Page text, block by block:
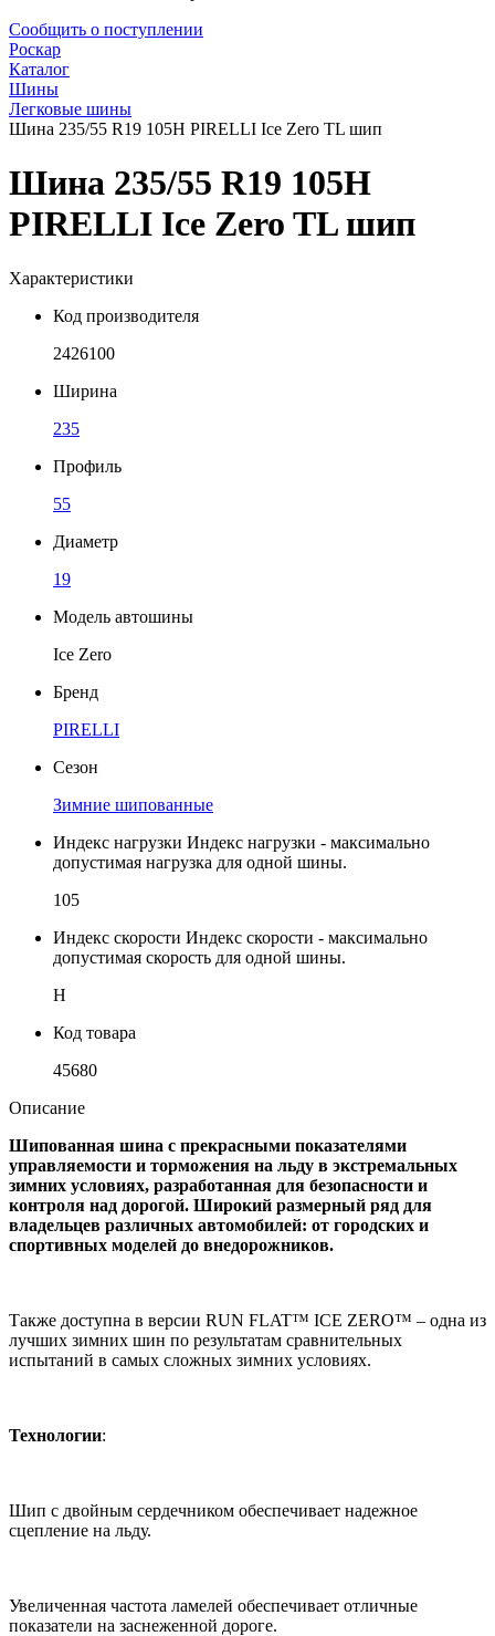
Сообщить о поступлении
Роскар
Каталог
Шины
Легковые шины
Шина 235/55 R19 105H PIRELLI Ice Zero TL шип
Шина 235/55 R19 105H
PIRELLI Ice Zero TL шип
Характеристики
Код производителя
2426100
Ширина
235
Профиль
55
Диаметр
19
Модель автошины
Ice Zero
Бренд
PIRELLI
Сезон
Зимние шипованные
Индекс нагрузки Индекс нагрузки - максимально
допустимая нагрузка для одной шины.
105
Индекс скорости Индекс скорости - максимально
допустимая скорость для одной шины.
H
Код товара
45680
Описание
Шипованная шина с прекрасными показателями
управляемости и торможения на льду в экстремальных
зимних условиях, разработанная для безопасности и
контроля над дорогой. Широкий размерный ряд для
владельцев различных автомобилей: от городских и
спортивных моделей до внедорожников.
Также доступна в версии RUN FLAT™ ICE ZERO™ – одна из
лучших зимних шин по результатам сравнительных
испытаний в самых сложных зимних условиях.
Технологии:
Шип с двойным сердечником обеспечивает надежное
сцепление на льду.
Увеличенная частота ламелей обеспечивает отличные
показатели на заснеженной дороге.